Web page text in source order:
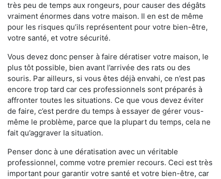
très peu de temps aux rongeurs, pour causer des dégâts
vraiment énormes dans votre maison. Il en est de même
pour les risques qu’ils représentent pour votre bien-être,
votre santé, et votre sécurité.
Vous devez donc penser à faire dératiser votre maison, le
plus tôt possible, bien avant l’arrivée des rats ou des
souris. Par ailleurs, si vous êtes déjà envahi, ce n’est pas
encore trop tard car ces professionnels sont préparés à
affronter toutes les situations. Ce que vous devez éviter
de faire, c’est perdre du temps à essayer de gérer vous-
même le problème, parce que la plupart du temps, cela ne
fait qu’aggraver la situation.
Penser donc à une dératisation avec un véritable
professionnel, comme votre premier recours. Ceci est très
important pour garantir votre santé et votre bien-être, car